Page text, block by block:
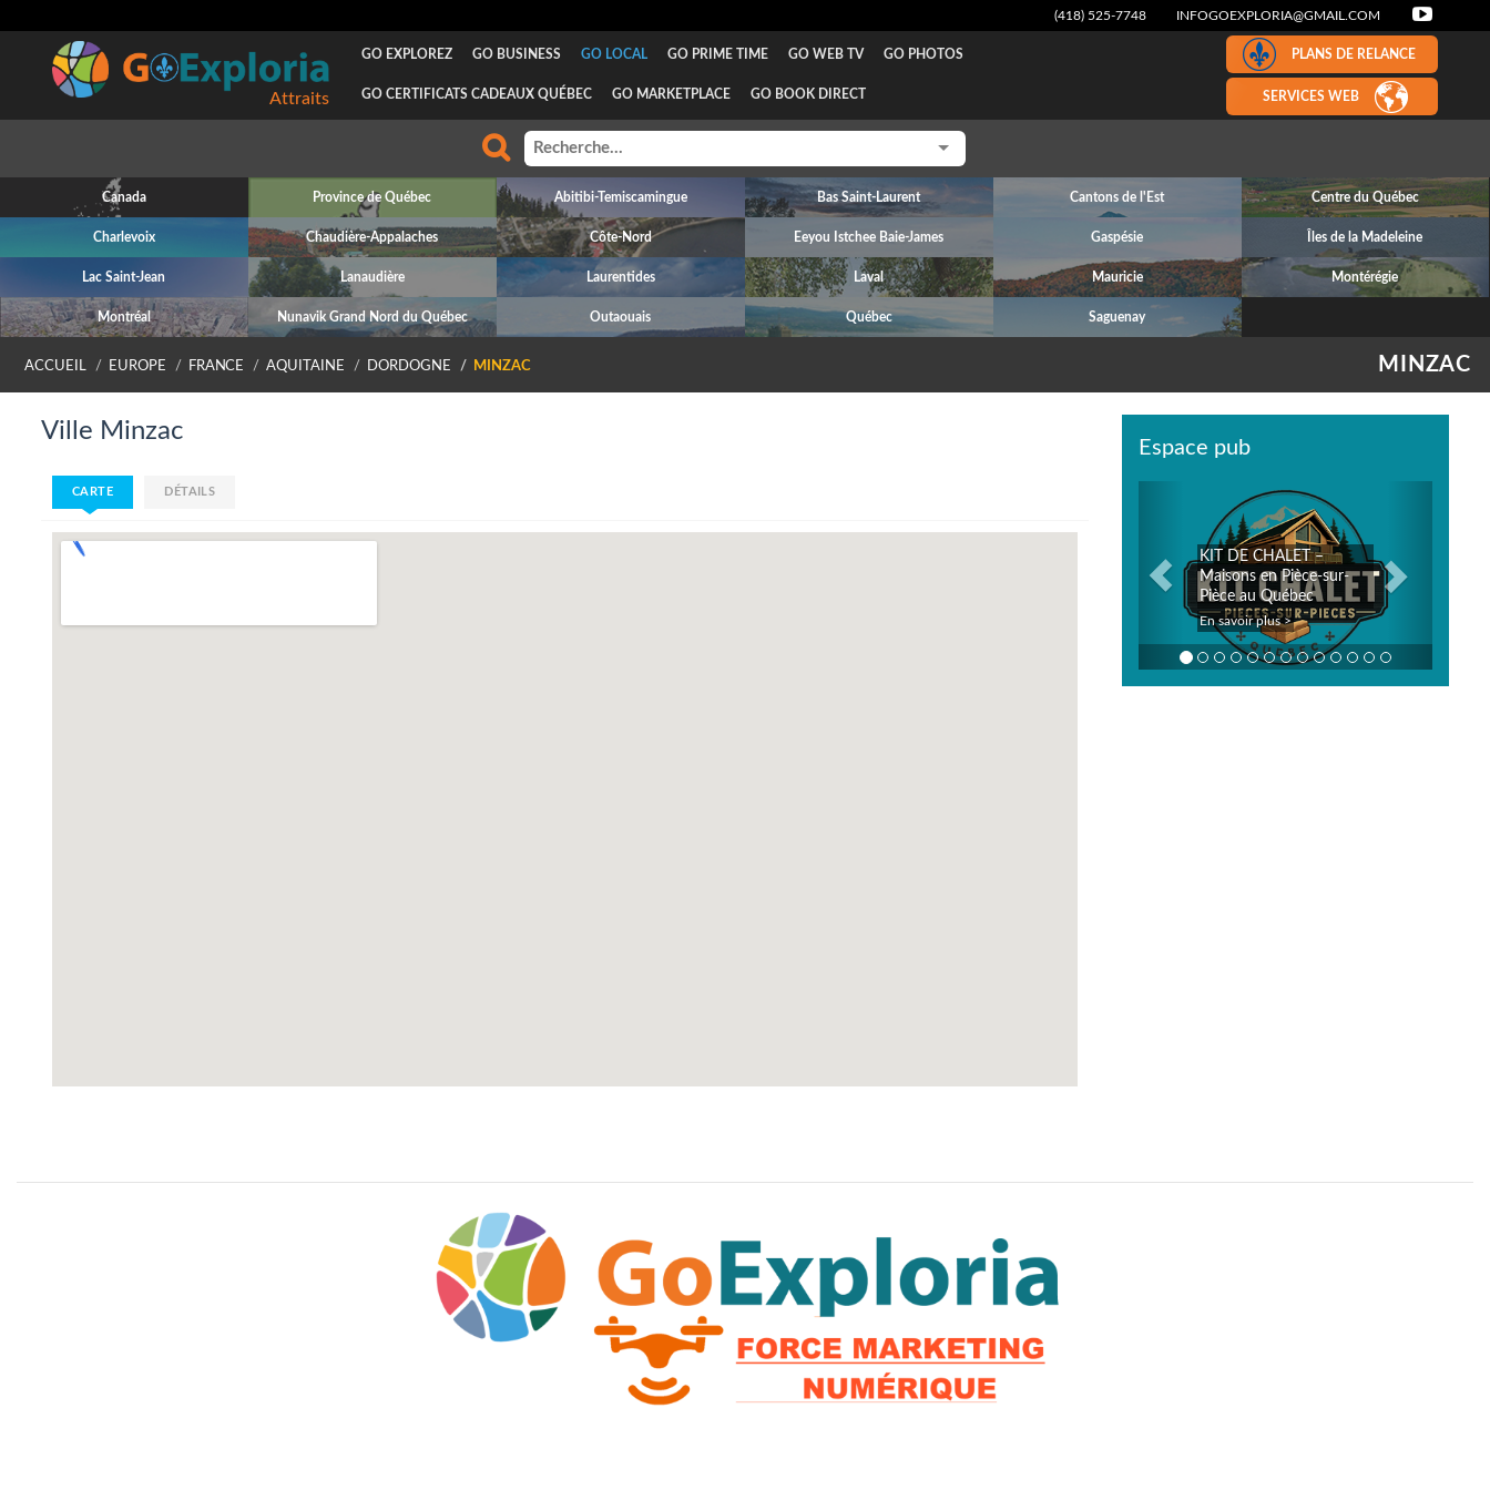
(418) 525-7748 INFOGOEXPLORIA@GMAIL.COM
Attraits
GO EXPLOREZ GO BUSINESS GO LOCAL GO PRIME TIME GO WEB TV GO PHOTOS
GO CERTIFICATS CADEAUX QUÉBEC GO MARKETPLACE GO BOOK DIRECT
PLANS DE RELANCE
SERVICES WEB
Canada Province de Québec Abitibi-Temiscamingue Bas Saint-Laurent Cantons de l'Est Centre du Québec
Charlevoix Chaudière-Appalaches Côte-Nord Eeyou Istchee Baie-James Gaspésie Îles de la Madeleine
Lac Saint-Jean Lanaudière Laurentides Laval Mauricie Montérégie
Montréal Nunavik Grand Nord du Québec Outaouais Québec Saguenay
MINZAC
ACCUEIL EUROPE FRANCE AQUITAINE DORDOGNE MINZAC
Ville Minzac
CARTE DÉTAILS
Espace pub
KIT DE CHALET –
Maisons en Pièce-sur-
Pièce au Québec
En savoir plus >